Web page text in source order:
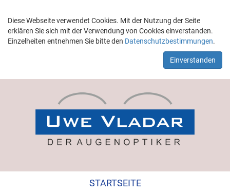
Diese Webseite verwendet Cookies. Mit der Nutzung der Seite
erklären Sie sich mit der Verwendung von Cookies einverstanden.
Einzelheiten entnehmen Sie bitte den Datenschutzbestimmungen.
Einverstanden
STARTSEITE